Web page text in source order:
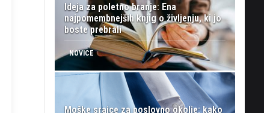
Ideja za poletno branje: Ena
najpomembnejših knjig o življenju, ki jo
boste prebrali
NOVICE
Moške srajce za poslovno okolje: kako